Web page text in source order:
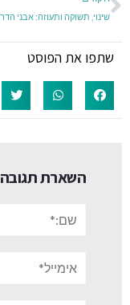
שתפו את הפוסט
השארת תגובה